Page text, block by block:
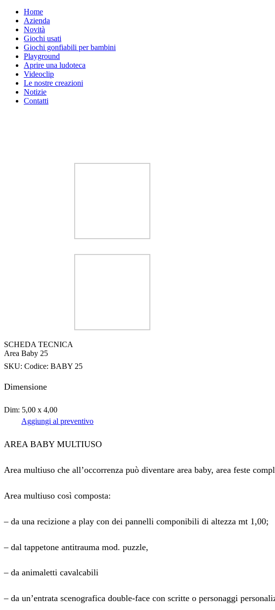
Home
Azienda
Novità
Giochi usati
Giochi gonfiabili per bambini
Playground
Aprire una ludoteca
Videoclip
Le nostre creazioni
Notizie
Contatti
SCHEDA TECNICA
Area Baby 25
SKU: Codice: BABY 25
Dimensione
Dim: 5,00 x 4,00
Aggiungi al preventivo
AREA BABY MULTIUSO
Area multiuso che all’occorrenza può diventare area baby, area feste
Area multiuso così composta:
– da una recizione a play con dei pannelli componibili di altezza mt 1,00;
– dal tappetone antitrauma mod. puzzle,
– da animaletti cavalcabili
– da un’entrata scenografica double-face con scritte o personaggi